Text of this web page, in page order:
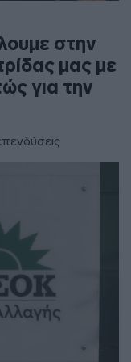
στην
μας με
για την